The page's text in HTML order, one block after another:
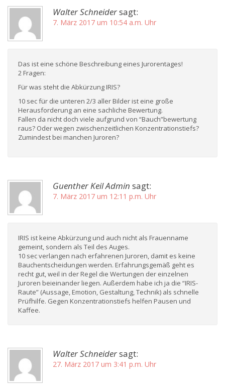
Walter Schneidersagt:
7. März 2017 um 10:54 a.m. Uhr
Das ist eine schöne Beschreibung eines Jurorentages!
2 Fragen:
Für was steht die Abkürzung IRIS?
10 sec für die unteren 2/3 aller Bilder ist eine große
Herausforderung an eine sachliche Bewertung.
Fallen da nicht doch viele aufgrund von “Bauch”bewertung
raus? Oder wegen zwischenzeitlichen Konzentrationstiefs?
Zumindest bei manchen Juroren?
Guenther Keil Admin sagt:
7. März 2017 um 12:11 p.m. Uhr
IRIS ist keine Abkürzung und auch nicht als Frauenname
gemeint, sondern als Teil des Auges.
10 sec verlangen nach erfahrenen Juroren, damit es keine
Bauchentscheidungen werden. Erfahrungsgemäß geht es
recht gut, weil in der Regel die Wertungen der einzelnen
Juroren beieinander liegen. Außerdem habe ich ja die “IRIS-
Raute” (Aussage, Emotion, Gestaltung, Technik) als schnelle
Prüfhilfe. Gegen Konzentrationstiefs helfen Pausen und
Kaffee.
Walter Schneidersagt:
27. März 2017 um 3:41 p.m. Uhr